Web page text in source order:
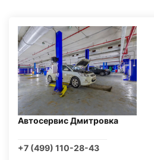
Автосервис Дмитровка
+7 (499) 110-28-43